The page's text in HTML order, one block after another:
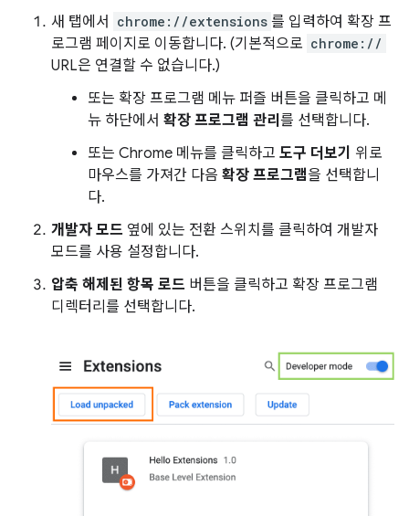
새 탭에서 chrome://extensions 를 입력하여 확장 프
로그램 페이지로 이동합니다. (기본적으로 chrome://
URL은 연결할 수 없습니다.)
또는 확장 프로그램 메뉴 퍼즐 버튼을 클릭하고 메
뉴 하단에서 확장 프로그램 관리 를 선택합니다.
또는 Chrome 메뉴를 클릭하고 도구 더보기 위로
마우스를 가져간 다음 확장 프로그램을 선택합니
다.
개발자 모드 옆에 있는 전환 스위치를 클릭하여 개발자
모드를 사용 설정합니다.
압축 해제된 항목 로드 버튼을 클릭하고 확장 프로그램
디렉터리를 선택합니다.